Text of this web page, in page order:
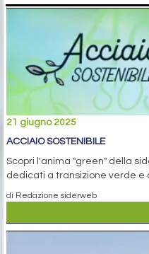
21 giugno 2025
ACCIAIO SOSTENIBILE
Scopri l'anima "green" della
dedicati a transizione verde e
di Redazione siderweb